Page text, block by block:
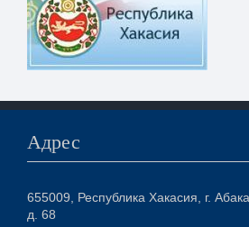
Адрес
655009, Республика Хакасия, г.
д. 68